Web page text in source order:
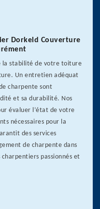
Dorkeld Couverture
la stabilité de votre toiture
Un entretien adéquat
charpente sont
et sa durabilité. Nos
évaluer l’état de votre
nécessaires pour la
des services
de charpente dans
passionnés et